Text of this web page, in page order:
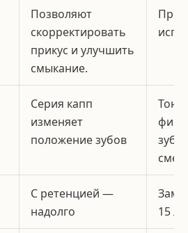
Позволяют
скорректировать
прикус и улучшить
смыкание.
Серия капп
изменяет
положение зубов зубы
С ретенцией —
надолго
15